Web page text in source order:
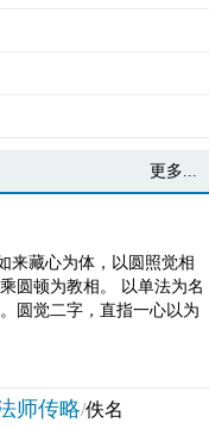
更多...
来藏心为体，以圆照觉相
圆顿为教相。 以单法为名
圆觉二字，直指一心以为
师传略/佚名